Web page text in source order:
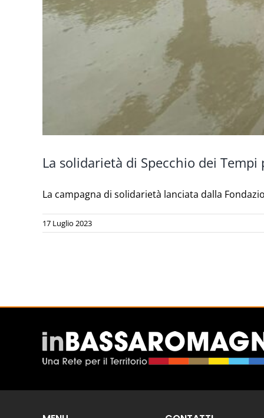
La solidarietà di Specchio dei
La campagna di solidarietà lanciata dalla
17 Luglio 2023